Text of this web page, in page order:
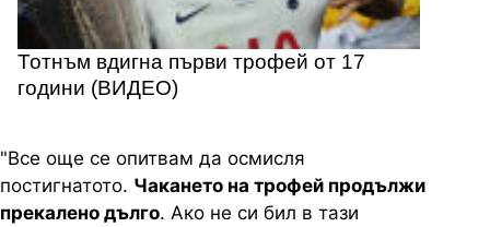
Тотнъм вдигна първи трофей от 17
години (ВИДЕО)
"Все още се опитвам да осмисля
постигнатото. Чакането на трофей продължи
прекалено дълго. Ако не си бил в тази